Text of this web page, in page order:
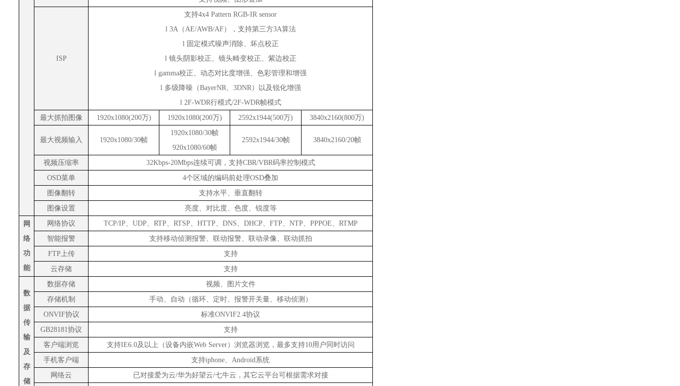
ISP
支持4x4 Pattern RGB-IR sensor
l 3A（AE/AWB/AF），支持第三方3A算法
l 固定模式噪声消除、坏点校正
l 镜头阴影校正、镜头畸变校正、紫边校正
l gamma校正、动态对比度增强、色彩管理和增强
l 多级降噪（BayerNR、 3DNR）以及锐化增强
l 2F-WDR行模式/2F-WDR帧模式
最大抓拍图像
1920x1080(200万) 1920x1080(200万) 2592x1944(500万) 3840x2160(800万)
最大视频输入 1920x1080/30帧
1920x1080/30帧
920x1080/60帧
2592x1944/30帧 3840x2160/20帧
视频压缩率
32Kbps-20Mbps连续可调，支持CBR/VBR码率控制模式
OSD菜单
4个区域的编码前处理OSD叠加
图像翻转
支持水平、垂直翻转
图像设置
亮度、对比度、色度、锐度等
网
络
功
能
网络协议
TCP/IP、UDP、RTP、RTSP、HTTP、DNS、DHCP、FTP、NTP、PPPOE、RTMP
智能报警
支持移动侦测报警、联动报警、联动录像、联动抓拍
FTP上传
支持
云存储
支持
数
据
传
输
及
存
储
数据存储
视频、图片文件
存储机制
手动、自动（循环、定时、报警开关量、移动侦测）
ONVIF协议
标准ONVIF2.4协议
GB28181协议
支持
客户端浏览
支持IE6.0及以上（设备内嵌Web Server）浏览器浏览，最多支持10用户同时访问
手机客户端
支持iphone、Android系统
网络云
已对接爱为云/华为好望云/七牛云，其它云平台可根据需求对接